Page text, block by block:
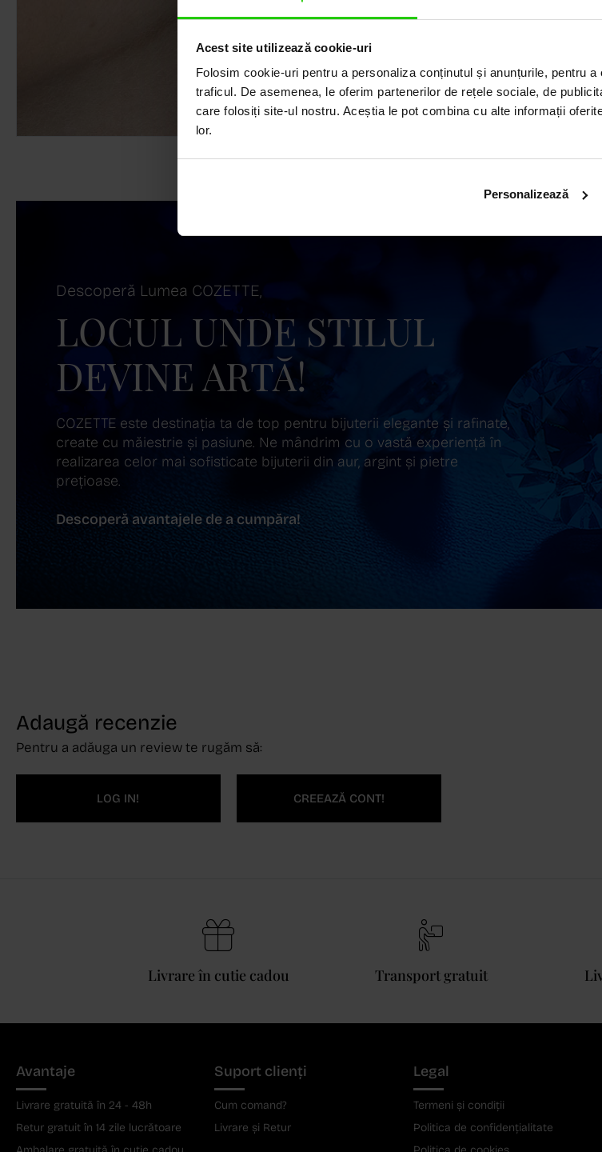
Acest site utilizează cookie-uri
Folosim cookie-uri pentru a personaliza conținutul și anunțurile, pentru
traficul. De asemenea, le oferim partenerilor de rețele sociale, de
care folosiți site-ul nostru. Aceștia le pot combina cu alte informații
lor.
Personalizează
Descoperă Lumea COZETTE,
LOCUL UNDE STILUL
DEVINE ARTĂ!
COZETTE este destinația ta de top pentru bijuterii elegante și rafinate,
create cu măiestrie și pasiune. Ne mândrim cu o vastă experiență în
realizarea celor mai sofisticate bijuterii din aur, argint și pietre
prețioase.
Descoperă avantajele de a cumpăra!
Adaugă recenzie
Pentru a adăuga un review te rugăm să:
LOG IN! CREEAZĂ CONT!
Livrare în cutie cadou Transport gratuit
Avantaje
Livrare gratuită în 24 - 48h
Retur gratuit în 14 zile lucrătoare
Suport clienți
Cum comand?
Livrare și Retur
Legal
Termeni și condiții
Politica de confidențialitate